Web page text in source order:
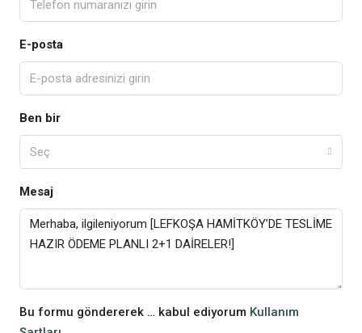
E-posta
Ben bir
Seç
Mesaj
Bu formu göndererek … kabul ediyorum Kullanım